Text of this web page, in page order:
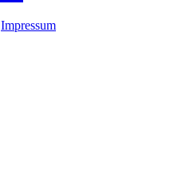
Impressum